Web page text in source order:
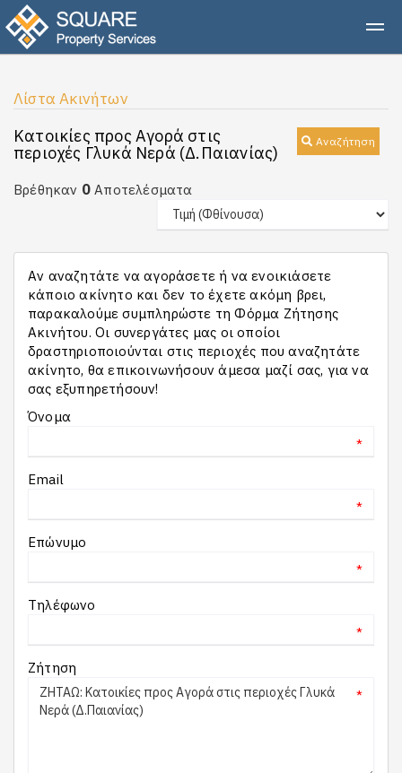
Λίστα Ακινήτων
Αναζήτηση
Κατοικίες προς Αγορά στις
περιοχές Γλυκά Νερά (Δ.Παιανίας)
Βρέθηκαν 0 Αποτελέσματα
Αν αναζητάτε να αγοράσετε ή να ενοικιάσετε
κάποιο ακίνητο και δεν το έχετε ακόμη βρει,
παρακαλούμε συμπληρώστε τη Φόρμα Ζήτησης
Ακινήτου. Οι συνεργάτες μας οι οποίοι
δραστηριοποιούνται στις περιοχές που αναζητάτε
ακίνητο, θα επικοινωνήσουν άμεσα μαζί σας, για να
σας εξυπηρετήσουν!
Όνομα
*
Email
*
Επώνυμο
*
Τηλέφωνο
*
Ζήτηση
*